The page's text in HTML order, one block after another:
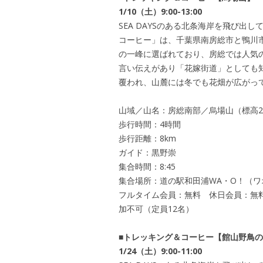
1/10（土）9:00-13:00
SEA DAYSのある北条海岸を飛び出し
コーヒー」は、千葉県南房総市と鴨
の一峰に選ばれており、房総では人
言い伝えがあり「花嫁街道」として
覆われ、山麓には冬でも花畑が広が
山域／山名：房総南部／烏場山（標高
歩行時間：4時間
歩行距離：8km
ガイド：黒野崇
集合時間：8:45
集合場所：道の駅和田浦WA・O！（
フルタイム会員：無料 休日会員：
加不可（定員12名）
■トレッキング＆コーヒー【館山野鳥
1/24（土）9:00-11:00